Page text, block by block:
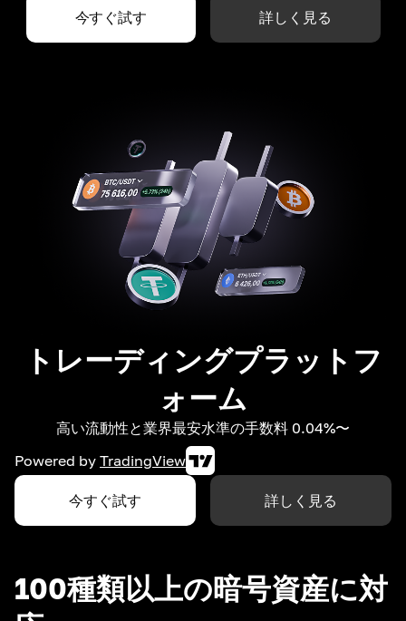
今すぐ試す 詳しく見る
トレーディングプラットフ
ォーム
高い流動性と業界最安水準の手数料 0.04%〜
Powered by TradingView
今すぐ試す 詳しく見る
100種類以上の暗号資産に対